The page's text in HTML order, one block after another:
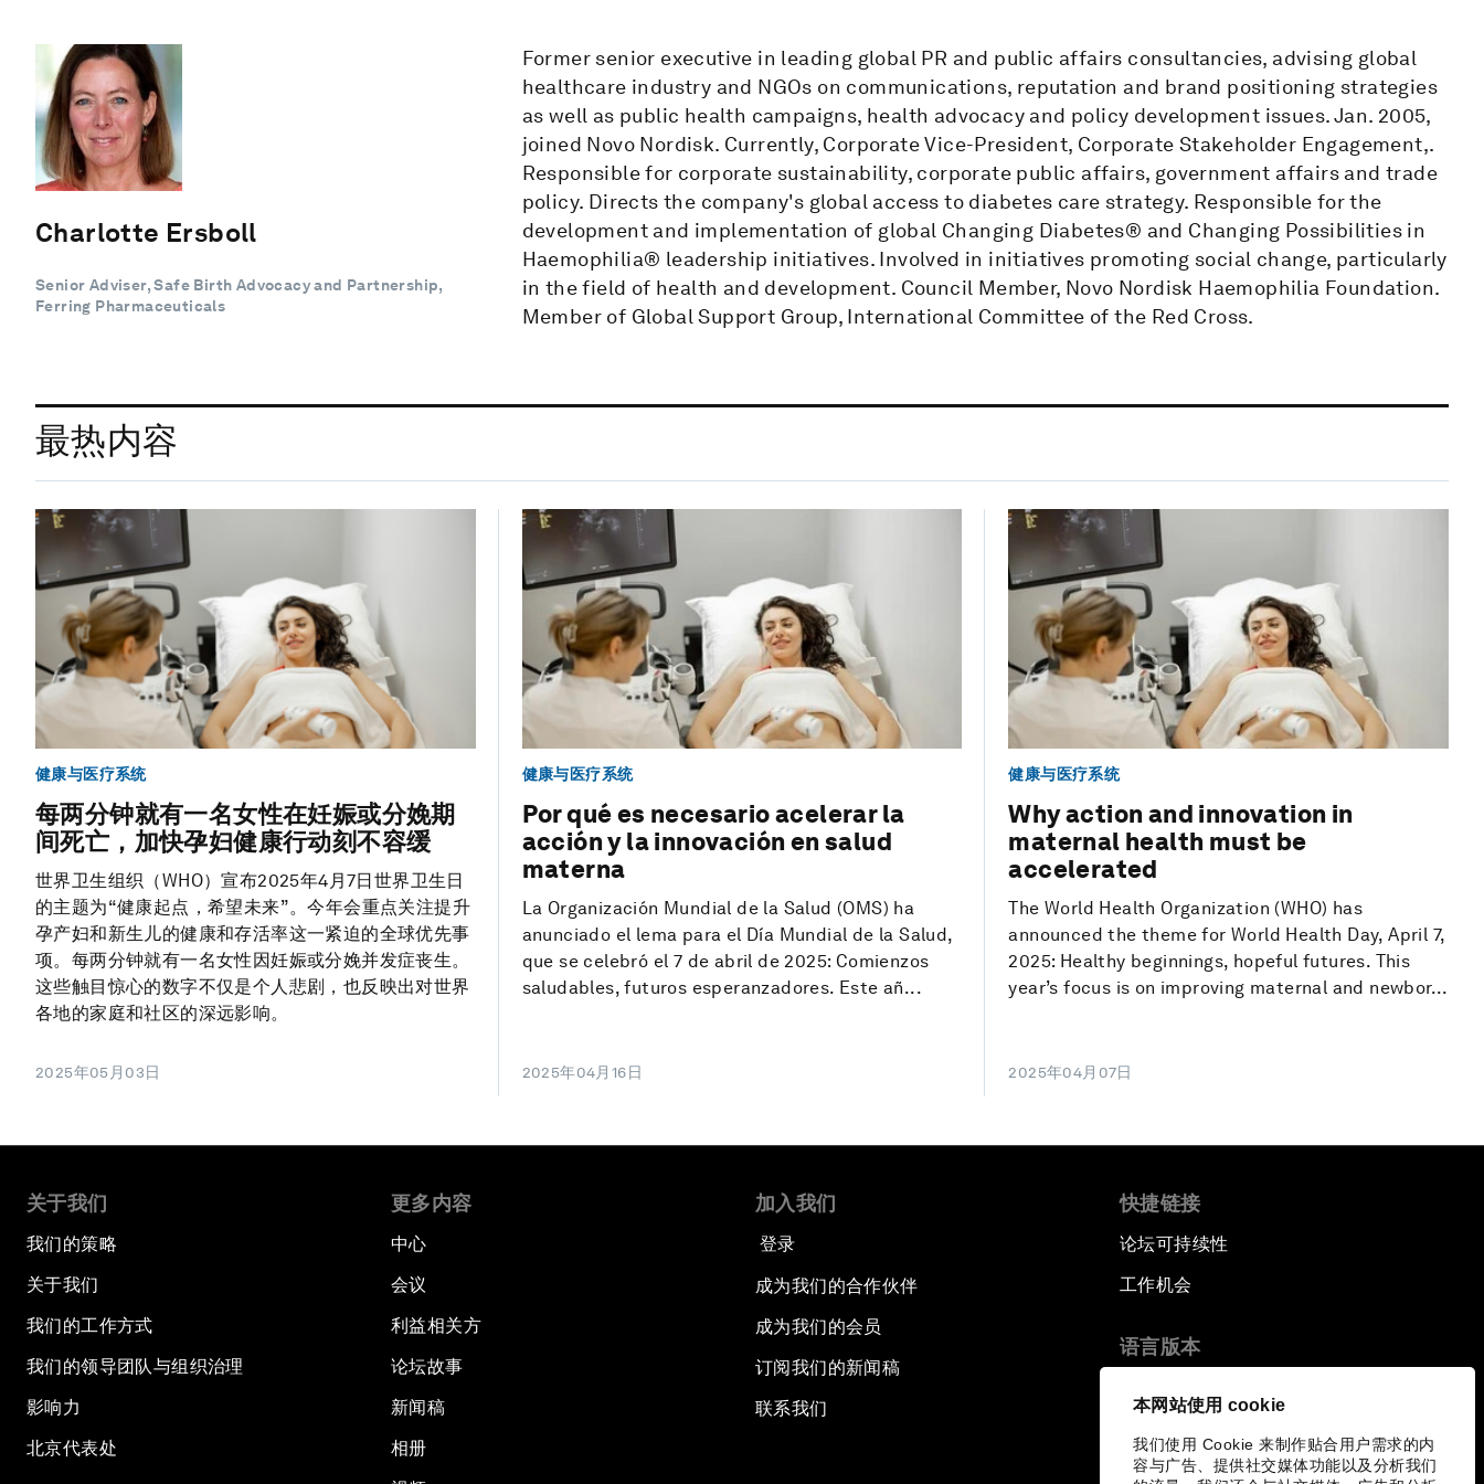
本网站使用 cookie
我们使用 Cookie 来制作贴合用户需求的内
容与广告、提供社交媒体功能以及分析我们
Charlotte Ersboll
Senior Adviser, Safe Birth Advocacy and Partnership,
Ferring Pharmaceuticals
Former senior executive in leading global PR and public affairs consultancies, advising global
healthcare industry and NGOs on communications, reputation and brand positioning strategies
as well as public health campaigns, health advocacy and policy development issues. Jan. 2005,
joined Novo Nordisk. Currently, Corporate Vice-President, Corporate Stakeholder Engagement,.
Responsible for corporate sustainability, corporate public affairs, government affairs and trade
policy. Directs the company's global access to diabetes care strategy. Responsible for the
development and implementation of global Changing Diabetes® and Changing Possibilities in
Haemophilia® leadership initiatives. Involved in initiatives promoting social change, particularly
in the field of health and development. Council Member, Novo Nordisk Haemophilia Foundation.
Member of Global Support Group, International Committee of the Red Cross.
最热内容
健康与医疗系统
每两分钟就有一名女性在妊娠或分娩期
间死亡，加快孕妇健康行动刻不容缓
世界卫生组织（WHO）宣布2025年4月7日世界卫生日
的主题为“健康起点，希望未来”。今年会重点关注提升
孕产妇和新生儿的健康和存活率这一紧迫的全球优先事
项。每两分钟就有一名女性因妊娠或分娩并发症丧生。
这些触目惊心的数字不仅是个人悲剧，也反映出对世界
各地的家庭和社区的深远影响。
2025年05月03日
健康与医疗系统
Por qué es necesario acelerar la
acción y la innovación en salud
materna
La Organización Mundial de la Salud (OMS) ha
anunciado el lema para el Día Mundial de la Salud,
que se celebró el 7 de abril de 2025: Comienzos
saludables, futuros esperanzadores. Este añ...
2025年04月16日
健康与医疗系统
Why action and innovation in
maternal health must be
accelerated
The World Health Organization (WHO) has
announced the theme for World Health Day, April 7,
2025: Healthy beginnings, hopeful futures. This
year’s focus is on improving maternal and newbor...
2025年04月07日
关于我们
我们的策略
关于我们
我们的工作方式
我们的领导团队与组织治理
影响力
北京代表处
更多内容
中心
会议
利益相关方
论坛故事
新闻稿
相册
加入我们
登录
成为我们的合作伙伴
成为我们的会员
订阅我们的新闻稿
联系我们
快捷链接
论坛可持续性
工作机会
语言版本